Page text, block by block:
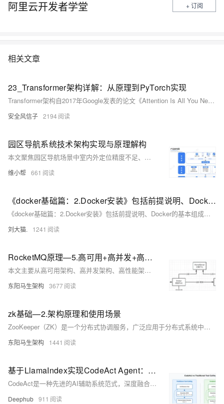
阿里云开发者学堂 + 订阅
相关文章
23_Transformer架构详解：从原理到PyTorch实现
Transformer架构自2017年Google发表的论文《Attention Is All You Need》中提出以来，彻底改变了深度学习特别是自然语言处理领域的格局。在短短几年内，Transformer已成为几乎所有现代大型语言模型（LLM）的基础架构，包括BERT、GPT系列、T5等革命性模型。与传统的RNN和LSTM相比，Transformer通过自注意力机制实现了并行化训练，极大提高了模型的训练效率和性能。
安全风信子 2194
园区导航系统技术架构实现与原理解构
本文聚焦园区导航场景中室内外定位精度不足、车辆调度路径规划低效、数据孤岛难以支撑决策等技术痛点，从架构设计到技术原理，对该系统从定位到数据中台进行技术拆解。
维小帮 661
《docker基础篇：2.Docker安装》包括前提说明、Docker的基本组成、Docker平台架构图解(架构版)、安装步骤、阿里云镜像加速、永远的HelloWorld、底层原理
《docker基础篇：2.Docker安装》包括前提说明、Docker的基本组成、Docker平台架构图解(架构版)、安装步骤、阿里云镜像加速、永远的HelloWorld、底层原理
刘大猫. 1241
RocketMQ原理—5.高可用+高并发+高性能架构
本文主要从高可用架构、高并发架构、高性能架构三个方面来介绍RocketMQ的原理。
东阳马生架构 3677
zk基础—2.架构原理和使用场景
ZooKeeper（ZK）是一个分布式协调服务，广泛应用于分布式系统中。它提供了分布式锁、元数据管理、Master选举及分布式协调等功能，适用于如Kafka、HDFS、Canal等开源分布式系统。ZK集群采用主从架构，具有顺序一致性、高性能、高可用和高并发等特点。其核心机制包括ZAB协议（保证数据一致性）、Watcher监听回调机制（实现通知功能）、以及基于临时顺序节点的分布式锁实现。ZK适合小规模集群部署，主要用于读多写少的场景。
东阳马生架构 1441
基于LlamaIndex实现CodeAct Agent：代码执行工作流的技术架构与原理
CodeAct是一种先进的AI辅助系统范式，深度融合自然语言处理与代码执行能力。通过自定义代码执行代理，开发者可精准控制代码生成、执行及管理流程。本文基于LlamaIndex框架构建CodeAct Agent，解析其技术架构，包括代码执行环境、工作流定义系统、提示工程机制和状态管理系统。同时探讨安全性考量及应用场景，如软件开发、数据科学和教育领域。未来发展方向涵盖更精细的代码生成、多语言支持及更强的安全隔离机制，推动AI辅助编程边界拓展。
Deephub 911